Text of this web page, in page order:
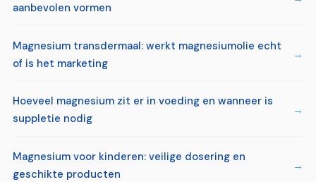
aanbevolen vormen
Magnesium transdermaal: werkt magnesiumolie echt
of is het marketing
Hoeveel magnesium zit er in voeding en wanneer is
suppletie nodig
Magnesium voor kinderen: veilige dosering en
geschikte producten